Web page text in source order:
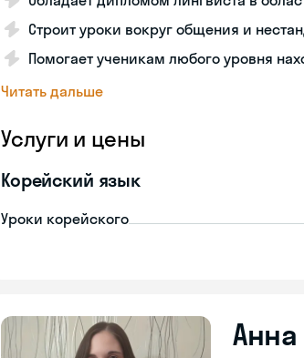
Строит уроки вокруг общения и
Помогает ученикам любого уровня
Читать дальше
Услуги и цены
Корейский язык
Уроки корейского
Анна